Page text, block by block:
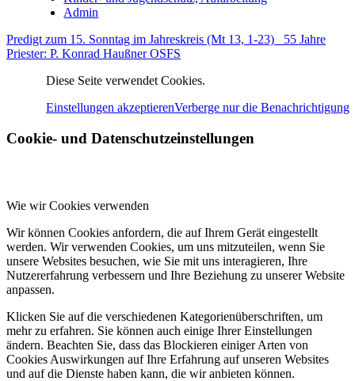
Admin
Predigt zum 15. Sonntag im Jahreskreis (Mt 13, 1-23)
55 Jahre
Priester: P. Konrad Haußner OSFS
Diese Seite verwendet Cookies.
Einstellungen akzeptierenVerberge nur die Benachrichtigung
Cookie- und Datenschutzeinstellungen
Wie wir Cookies verwenden
Wir können Cookies anfordern, die auf Ihrem Gerät eingestellt
werden. Wir verwenden Cookies, um uns mitzuteilen, wenn Sie
unsere Websites besuchen, wie Sie mit uns interagieren, Ihre
Nutzererfahrung verbessern und Ihre Beziehung zu unserer Website
anpassen.
Klicken Sie auf die verschiedenen Kategorienüberschriften, um
mehr zu erfahren. Sie können auch einige Ihrer Einstellungen
ändern. Beachten Sie, dass das Blockieren einiger Arten von
Cookies Auswirkungen auf Ihre Erfahrung auf unseren Websites
und auf die Dienste haben kann, die wir anbieten können.